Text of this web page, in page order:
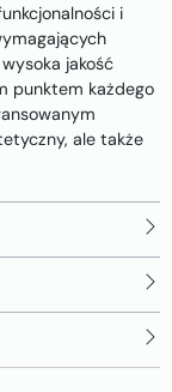
i
jakość
punktem każdego
ale także